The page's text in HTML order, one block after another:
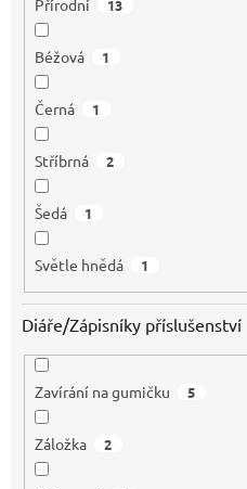
Přírodní 13
Béžová 1
Černá 1
Stříbrná 2
Šedá 1
Světle hnědá 1
Diáře/Zápisníky příslušenství
Zavírání na gumičku 5
Záložka 2